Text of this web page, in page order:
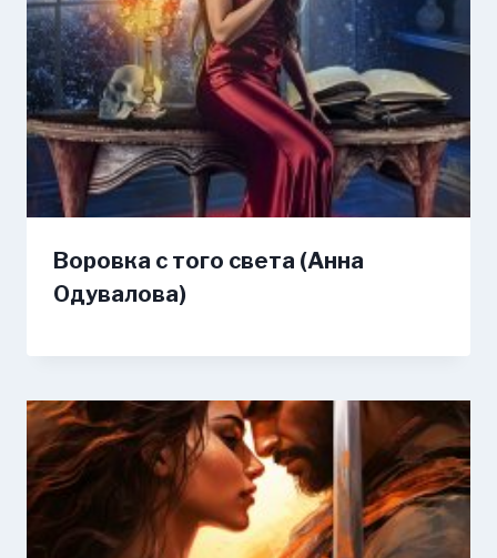
Воровка с того света (Анна
Одувалова)